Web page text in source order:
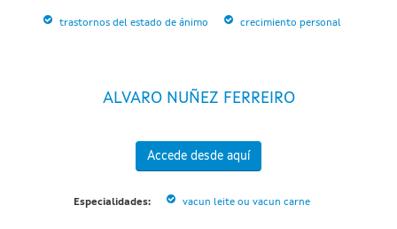
trastornos del estado de ánimo crecimiento personal
ALVARO NUÑEZ FERREIRO
Accede desde aquí
Especialidades: vacun leite ou vacun carne